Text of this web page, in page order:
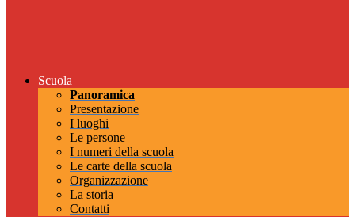
Scuola
Panoramica
Presentazione
I luoghi
Le persone
I numeri della scuola
Le carte della scuola
Organizzazione
La storia
Contatti